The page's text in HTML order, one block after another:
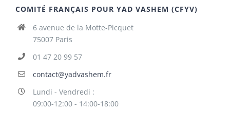
COMITÉ FRANÇAIS POUR YAD VASHEM (CFYV)
6 avenue de la Motte-Picquet
75007 Paris
01 47 20 99 57
contact@yadvashem.fr
Lundi - Vendredi :
09:00-12:00 - 14:00-18:00